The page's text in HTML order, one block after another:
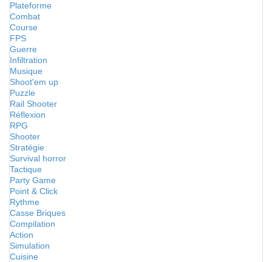
Plateforme
Combat
Course
FPS
Guerre
Infiltration
Musique
Shoot'em up
Puzzle
Rail Shooter
Réflexion
RPG
Shooter
Stratégie
Survival horror
Tactique
Party Game
Point & Click
Rythme
Casse Briques
Compilation
Action
Simulation
Cuisine